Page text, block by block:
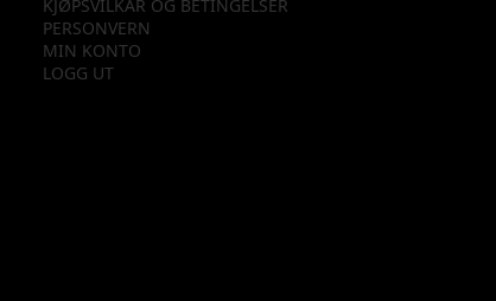
KJØPSVILKÅR OG BETINGELSER
PERSONVERN
MIN KONTO
LOGG UT